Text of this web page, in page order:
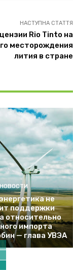
НАСТУПНА СТАТТЯ
Rio Tinto на
месторождения
лития в стране
НОВОСТИ
не
поддержки
относительно
импорта
— глава УВЭА